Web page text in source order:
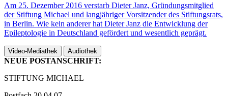
Am 25. Dezember 2016 verstarb Dieter Janz, Gründungsmitglied
der Stiftung Michael und langjähriger Vorsitzender des Stiftungsrats,
in Berlin. Wie kein anderer hat Dieter Janz die Entwicklung der
Epileptologie in Deutschland gefördert und wesentlich geprägt.
Video-Mediathek Audiothek
NEUE POSTANSCHRIFT:
STIFTUNG MICHAEL